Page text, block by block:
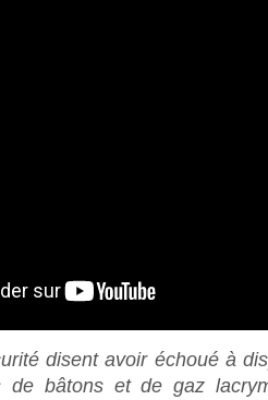
disent avoir échoué à
de bâtons et de gaz